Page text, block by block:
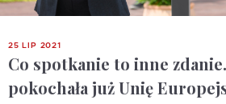
25 LIP 2021
Co spotkanie to inne
pokochała już Unię